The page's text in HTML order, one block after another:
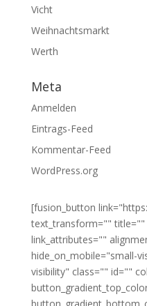
Vicht
Weihnachtsmarkt
Werth
Meta
Anmelden
Eintrags-Feed
Kommentar-Feed
WordPress.org
[fusion_button
text_transform="" title=""
link_attributes=""
hide_on_mobile="small-
visibility" class="" id=""